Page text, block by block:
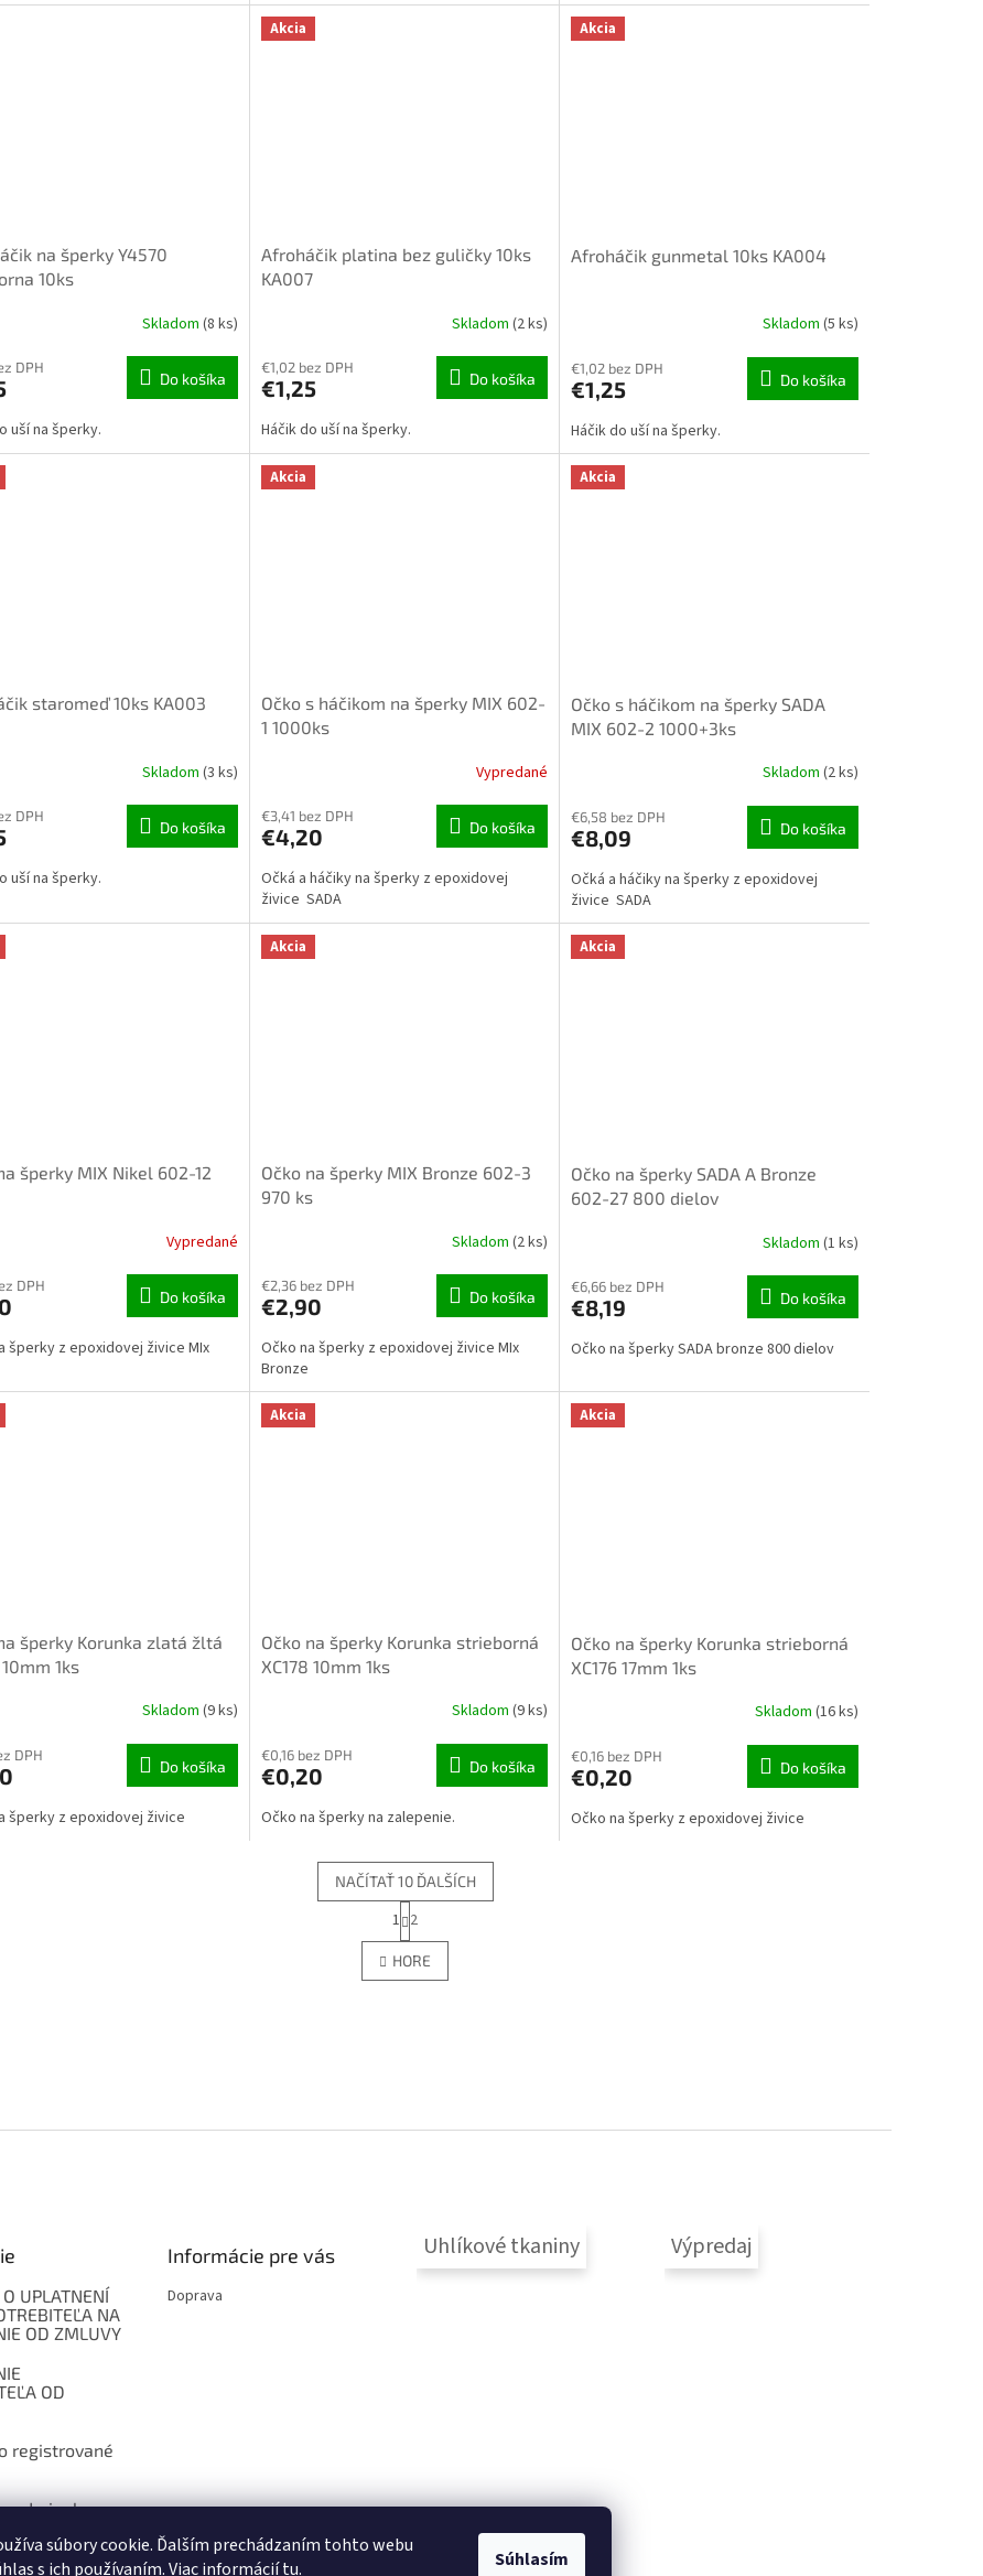
súbory cookie. Ďalším prechádzaním tohto webu
s ich používaním. Viac informáciítu. Súhlasím
na šperky Y4570
10ks
Skladom (8 ks)
DPH
Do košíka
uší na šperky.
Akcia
Afroháčik platina bez guličky 10ks
KA007
Skladom (2 ks)
€1,02 bez DPH
€1,25 Do košíka
Háčik do uší na šperky.
Akcia
Afroháčik gunmetal 10ks KA004
Skladom (5 ks)
€1,02 bez DPH
€1,25 Do košíka
Háčik do uší na šperky.
staromeď 10ks KA003
Skladom (3 ks)
DPH
Do košíka
uší na šperky.
Akcia
Očko s háčikom na šperky MIX 602-
1 1000ks
Vypredané
€3,41 bez DPH
€4,20 Do košíka
Očká a háčiky na šperky z epoxidovej
živice SADA
Akcia
Očko s háčikom na šperky SADA
MIX 602-2 1000+3ks
Skladom (2 ks)
€6,58 bez DPH
€8,09 Do košíka
Očká a háčiky na šperky z epoxidovej
živice SADA
šperky MIX Nikel 602-12
Vypredané
DPH
Do košíka
šperky z epoxidovej živice MIx
Akcia
Očko na šperky MIX Bronze 602-3
970 ks
Skladom (2 ks)
€2,36 bez DPH
€2,90 Do košíka
Očko na šperky z epoxidovej živice MIx
Bronze
Akcia
Očko na šperky SADA A Bronze
602-27 800 dielov
Skladom (1 ks)
€6,66 bez DPH
€8,19 Do košíka
Očko na šperky SADA bronze 800 dielov
šperky Korunka zlatá žltá
10mm 1ks
Skladom (9 ks)
DPH
Do košíka
šperky z epoxidovej živice
Akcia
Očko na šperky Korunka strieborná
XC178 10mm 1ks
Skladom (9 ks)
€0,16 bez DPH
€0,20 Do košíka
Očko na šperky na zalepenie.
Akcia
Očko na šperky Korunka strieborná
XC176 17mm 1ks
Skladom (16 ks)
€0,16 bez DPH
€0,20 Do košíka
Očko na šperky z epoxidovej živice
O
v
l
r
NAČÍTAŤ 10 ĎALŠÍCH
S
t
r
á
n
1 2
HORE
O UPLATNENÍ
NA
OD ZMLUVY
OD
registrované
Informácie pre vás
Doprava
Uhlíkové tkaniny Výpredaj